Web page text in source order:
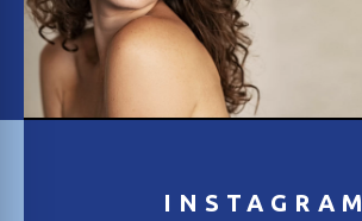
INSTAGRAM